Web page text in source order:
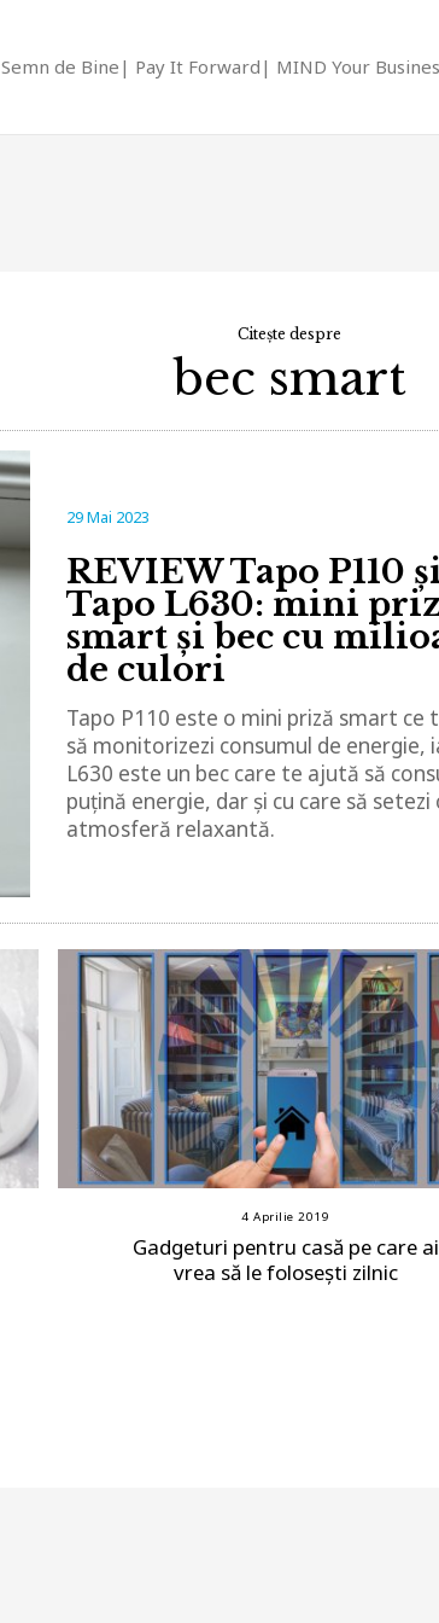
Semn de Bine Pay It Forward MIND Your
Citește despre
bec smart
29 Mai 2023
REVIEW Tapo P110
Tapo L630: mini
smart și bec cu
de culori
Tapo P110 este o mini priză smart ce
să monitorizezi consumul de energie,
L630 este un bec care te ajută să
puțină energie, dar și cu care să setezi
atmosferă relaxantă.
4 Aprilie 2019
Gadgeturi pentru casă pe care ai
vrea să le folosești zilnic